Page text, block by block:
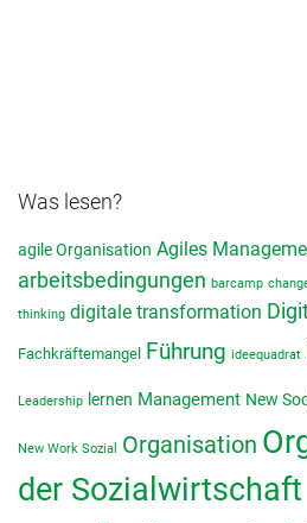
Was lesen?
agile Organisation Agiles
arbeitsbedingungen barcamp
thinking digitale transformation
Fachkräftemangel Führung ideequadrat
Leadership lernen Management New
New Work Sozial Organisation
der Sozialwirtschaft